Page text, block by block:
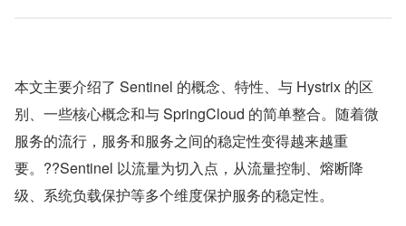
本文主要介绍了 Sentinel 的概念、特性、与 Hystrix 的区
别、一些核心概念和与 SpringCloud 的简单整合。随着微
服务的流行，服务和服务之间的稳定性变得越来越重
要。??Sentinel 以流量为切入点，从流量控制、熔断降
级、系统负载保护等多个维度保护服务的稳定性。